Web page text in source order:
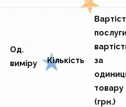
Од.
виміру
Кількість
за
товару
(грн.)